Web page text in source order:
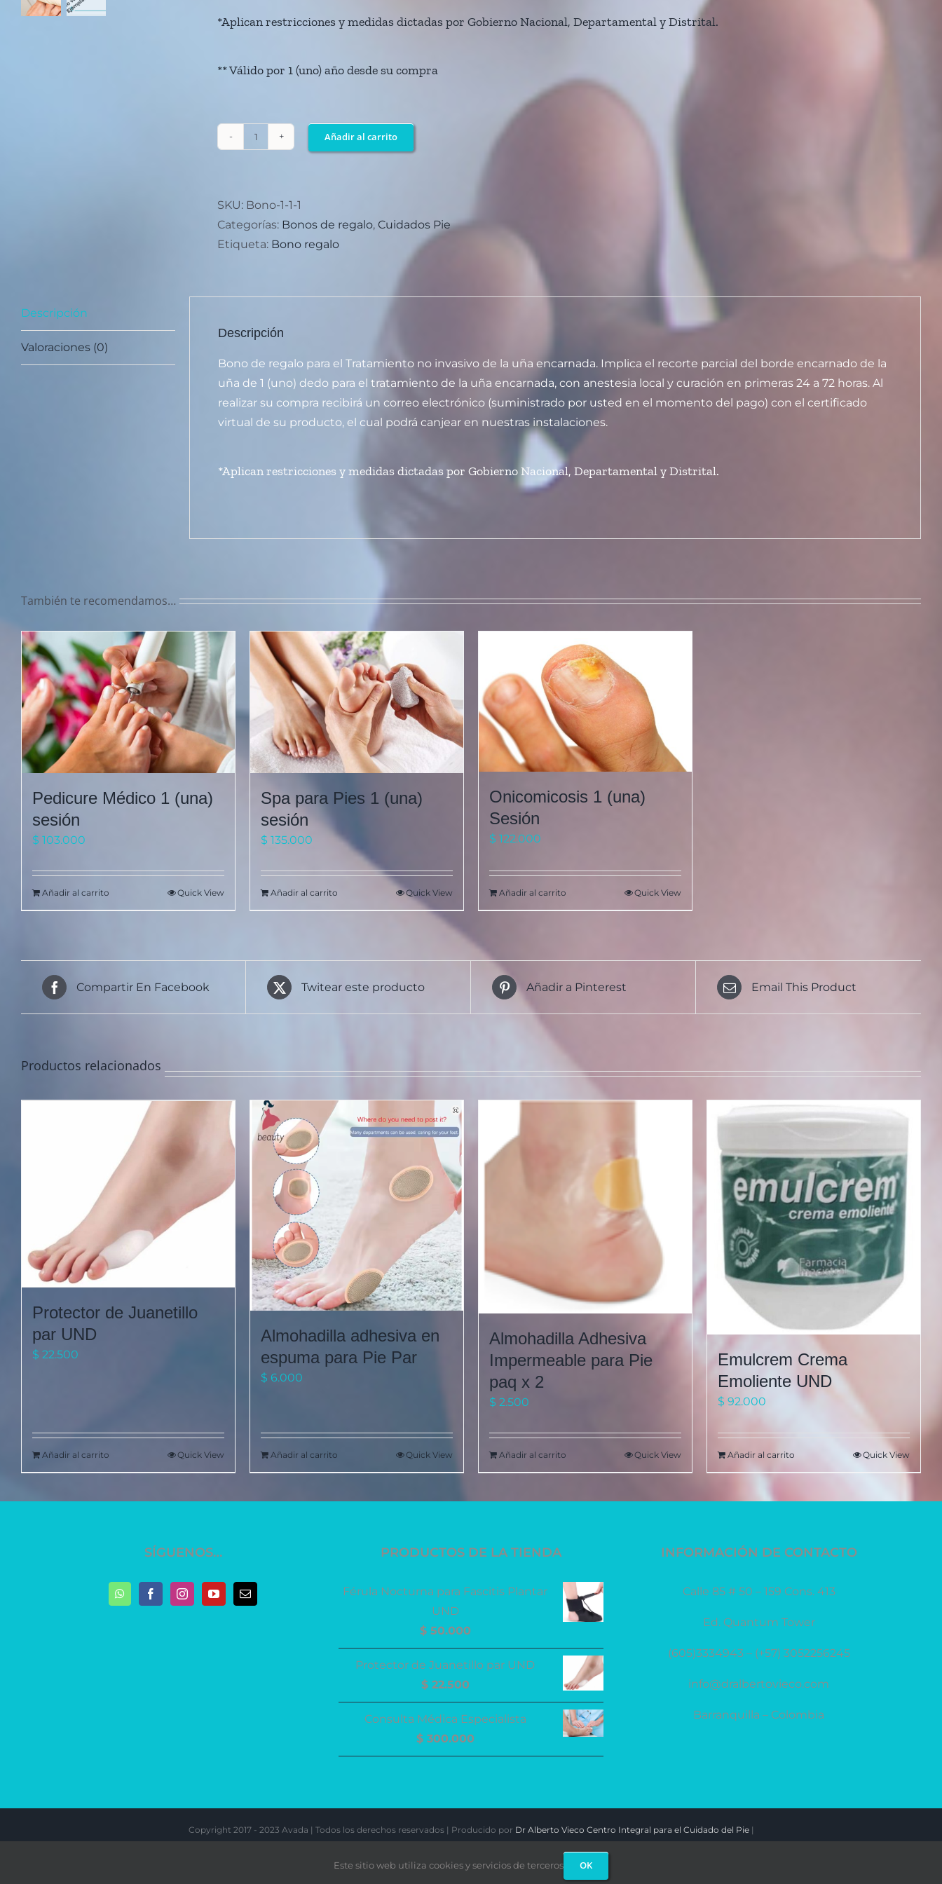
*Aplican restricciones y medidas dictadas por Gobierno Nacional, Departamental y Distrital.
** Válido por 1 (uno) año desde su compra
(un)
Pie
1
Añadir al carrito
SKU: Bono-1-1-1
Categorías: Bonos de regalo, Cuidados Pie
Etiqueta: Bono regalo
Descripción
Valoraciones (0)
Descripción
Bono de regalo para el Tratamiento no invasivo de la uña encarnada. Implica el recorte parcial del borde encarnado de la
uña de 1 (uno) dedo para el tratamiento de la uña encarnada, con anestesia local y curación en primeras 24 a 72 horas. Al
realizar su compra recibirá un correo electrónico (suministrado por usted en el momento del pago) con el certificado
virtual de su producto, el cual podrá canjear en nuestras instalaciones.
*Aplican restricciones y medidas dictadas por Gobierno Nacional, Departamental y Distrital.
También te recomendamos…
Pedicure Médico 1 (una)
sesión
$ 103.000
Añadir al carrito Quick View
Spa para Pies 1 (una)
sesión
$ 135.000
Añadir al carrito Quick View
Onicomicosis 1 (una)
Sesión
$ 122.000
Añadir al carrito Quick View
Compartir En Facebook Twitear este producto Añadir a Pinterest Email This Product
Productos relacionados
Protector de Juanetillo
par UND
$ 22.500
Añadir al carrito Quick View
Almohadilla adhesiva en
espuma para Pie Par
$ 6.000
Añadir al carrito Quick View
Almohadilla Adhesiva
Impermeable para Pie
paq x 2
$ 2.500
Añadir al carrito Quick View
Emulcrem Crema
Emoliente UND
$ 92.000
Añadir al carrito Quick View
SÍGUENOS… PRODUCTOS DE LA TIENDA
Férula Nocturna para Fascitis Plantar
UND
$50.000
Protector de Juanetillo par UND
$22.500
Consulta Médica Especialista
$300.000
INFORMACIÓN DE CONTACTO
Calle 85 # 50 – 159 Cons. 413
Ed. Quantum Tower
(605)3334943 – (+57) 3052256245
info@dralbertovieco.com
Barranquilla – Colombia
Copyright 2017 - 2023 Avada | Todos los derechos reservados | Producido por Dr Alberto Vieco Centro Integral para el Cuidado del Pie|
Este sitio web utiliza cookies y servicios de terceros OK